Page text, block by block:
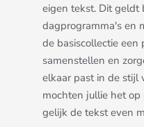
eigen tekst. Dit geldt
dagprogramma's en
de basiscollectie
samenstellen en
elkaar past in de stijl
mochten jullie het
gelijk de tekst even